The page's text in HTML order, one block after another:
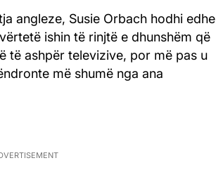
angleze, Susie Orbach hodhi edhe
ishin të rinjtë e dhunshëm që
të ashpër televizive, por më pas u
më shumë nga ana